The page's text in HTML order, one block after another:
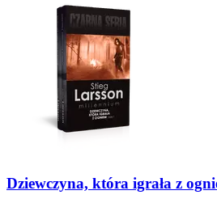
Dziewczyna, która igrała z